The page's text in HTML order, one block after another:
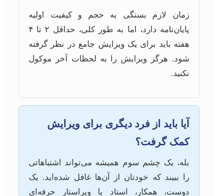
زمان لازم بستگی به حجم و کیفیت اولیه
پایان‌نامه دارد، اما به طور کلی، حداقل ۲ تا ۴
هفته باید برای یک ویرایش جامع در نظر گرفته
شود. هرگز ویرایش را به لحظات آخر موکول
نکنید.
آیا باید از فرد دیگری برای ویرایش
کمک گرفت؟
بله، یک چشم سوم همیشه می‌تواند اشتباهاتی
را ببیند که خودتان از آن‌ها غافل شده‌اید. یک
دوست، همکار، استاد یا ویراستار حرفه‌ای